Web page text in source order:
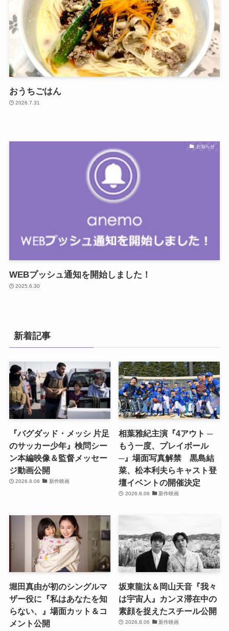
おうちごはん
2026.7.31
お知らせ
WEBプッシュ通知を開始しました！
2025.6.30
新着記事
『バグダッド・メッシ 片足
のサッカー少年』検問シー
ン本編映像＆監督メッセー
ジ動画公開
2026.8.06 新作映画
相葉雅紀主演『4アウト ─
もう一度、プレイボール
─』場面写真解禁 黒島結
菜、松本利夫らキャスト登
壇イベントの開催決定
2026.8.06 新作映画
堀田真由が初のシングルマ
ザー役に『私はあなたを知
らない、』場面カット＆コ
メント公開
坂東龍汰＆岡山天音『我々
は宇宙人』カンヌ滞在中の
素顔を捉えたスチール公開
2026.8.06 新作映画